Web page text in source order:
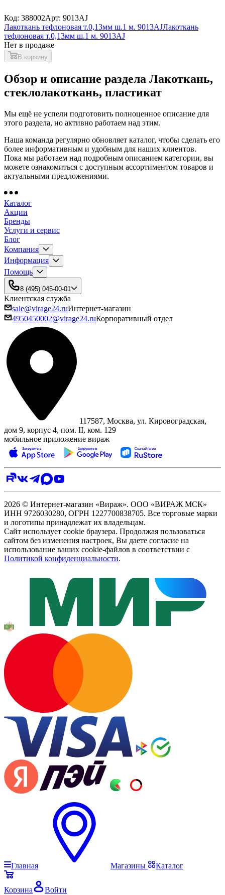
Код: 388002Арт: 9013AJ
Лакоткань тефлоновая т.0,13мм ш.1 м. 9013AJЛакоткань
тефлоновая т.0,13мм ш.1 м. 9013AJ
Нет в продаже
В корзину
Обзор и описание раздела Лакоткань,
стеклолакоткань, пластикат
Мы ещё не успели подготовить полноценное описание для
этого раздела, но активно работаем над этим.
Наша команда регулярно обновляет каталог, чтобы сделать его
более информативным и удобным для наших клиентов.
Пока мы работаем над подробным описанием категории, вы
можете ознакомиться с доступным ассортиментом товаров и
актуальными предложениями.
Каталог
Акции
Бренды
Услуги и сервис
Блог
Компания
Информация
Помощь
8 (495) 045-00-01
Клиентская служба
sale@virage24.ruИнтернет-магазин
4950450002@virage24.ruКорпоративный отдел
117587, Москва, ул. Кировоградская,
дом 9, корпус 4, пом. II, ком. 129
мобильное приложение вираж
2026 © Интернет-магазин «Вираж». ООО «ВИРАЖ МСК»
ИНН 9726030280, ОГРН 1227700838705. Все торговые марки
и логотипы принадлежат их владельцам.
Сайт использует cookie браузера. Продолжая пользоваться
сайтом без изменения настроек, Вы даете согласие на
использование ваших cookie-файлов в соответствии с
Политикой конфиденциальности.
Главная Магазины Каталог
Корзина Войти